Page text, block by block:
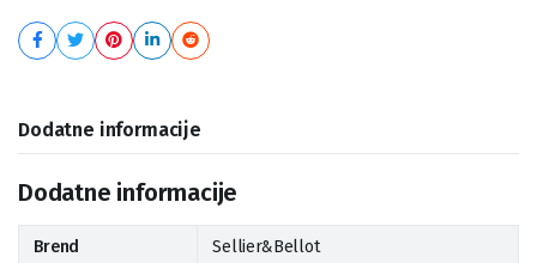
Dodatne informacije
Dodatne informacije
Brend Sellier&Bellot